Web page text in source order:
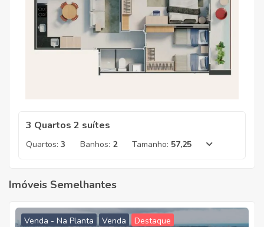
3 Quartos 2 suítes
Quartos: 3 Banhos: 2 Tamanho: 57,25
Imóveis Semelhantes
Venda - Na Planta Venda Destaque